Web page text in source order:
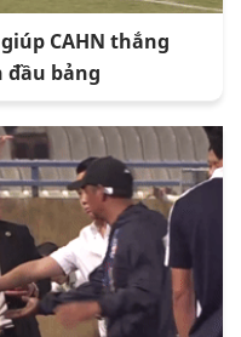
CAHN thắng
đầu bảng